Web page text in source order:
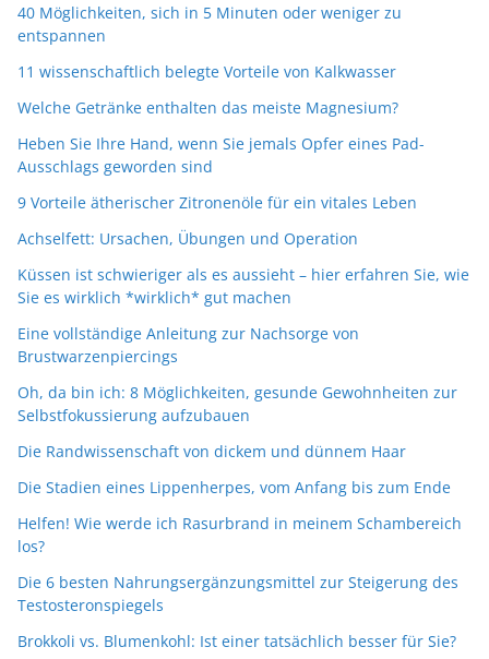
40 Möglichkeiten, sich in 5 Minuten oder weniger zu
entspannen
11 wissenschaftlich belegte Vorteile von Kalkwasser
Welche Getränke enthalten das meiste Magnesium?
Heben Sie Ihre Hand, wenn Sie jemals Opfer eines Pad-
Ausschlags geworden sind
9 Vorteile ätherischer Zitronenöle für ein vitales Leben
Achselfett: Ursachen, Übungen und Operation
Küssen ist schwieriger als es aussieht – hier erfahren Sie, wie
Sie es wirklich *wirklich* gut machen
Eine vollständige Anleitung zur Nachsorge von
Brustwarzenpiercings
Oh, da bin ich: 8 Möglichkeiten, gesunde Gewohnheiten zur
Selbstfokussierung aufzubauen
Die Randwissenschaft von dickem und dünnem Haar
Die Stadien eines Lippenherpes, vom Anfang bis zum Ende
Helfen! Wie werde ich Rasurbrand in meinem Schambereich
los?
Die 6 besten Nahrungsergänzungsmittel zur Steigerung des
Testosteronspiegels
Brokkoli vs. Blumenkohl: Ist einer tatsächlich besser für Sie?